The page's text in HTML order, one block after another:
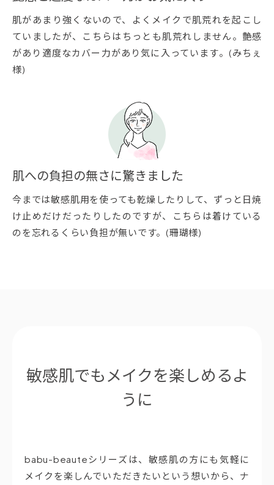
肌があまり強くないので、よくメイクで肌荒れを起こし
ていましたが、こちらはちっとも肌荒れしません。艶感
があり適度なカバー力があり気に入っています。(みちぇ
様)
肌への負担の無さに驚きました
今までは敏感肌用を使っても乾燥したりして、ずっと日焼
け止めだけだったりしたのですが、こちらは着けている
のを忘れるくらい負担が無いです。(珊瑚様)
敏感肌でもメイクを楽しめるよ
うに
babu-beauteシリーズは、敏感肌の方にも気軽に
メイクを楽しんでいただきたいという想いから、ナ